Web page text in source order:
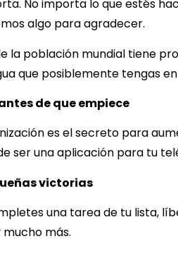
No importa lo que estés
algo para agradecer.
la población mundial tiene
que posiblemente tengas
de que empiece
es el secreto para
ser una aplicación para tu
victorias
una tarea de tu lista,
más.